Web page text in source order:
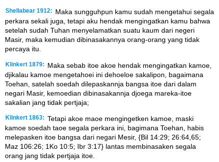
Shellabear 1912:
Maka sungguhpun kamu sudah mengetahui segala
perkara sekali juga, tetapi aku hendak mengingatkan kamu bahwa
setelah sudah Tuhan menyelamatkan suatu kaum dari negeri
Masir, maka kemudian dibinasakannya orang-orang yang tidak
percaya itu.
Klinkert 1879:
Maka sebab itoe akoe hendak mengingatkan kamoe,
djikalau kamoe mengetahoei ini dehoeloe sakalipon, bagaimana
Toehan, satelah soedah dilepaskannja bangsa itoe dari dalam
negari Masir, kemoedian dibinasakannja djoega mareka-itoe
sakalian jang tidak pertjaja;
Klinkert 1863: Tetapi akoe maoe mengingetken kamoe, maski
kamoe soedah taoe segala perkara ini, bagimana Toehan, habis
melepasken itoe bangsa dari negari Mesir, {Bil 14:29; 26:64,65;
Maz 106:26; 1Ko 10:5; Ibr 3:17} lantas membinasaken segala
orang jang tidak pertjaja itoe.